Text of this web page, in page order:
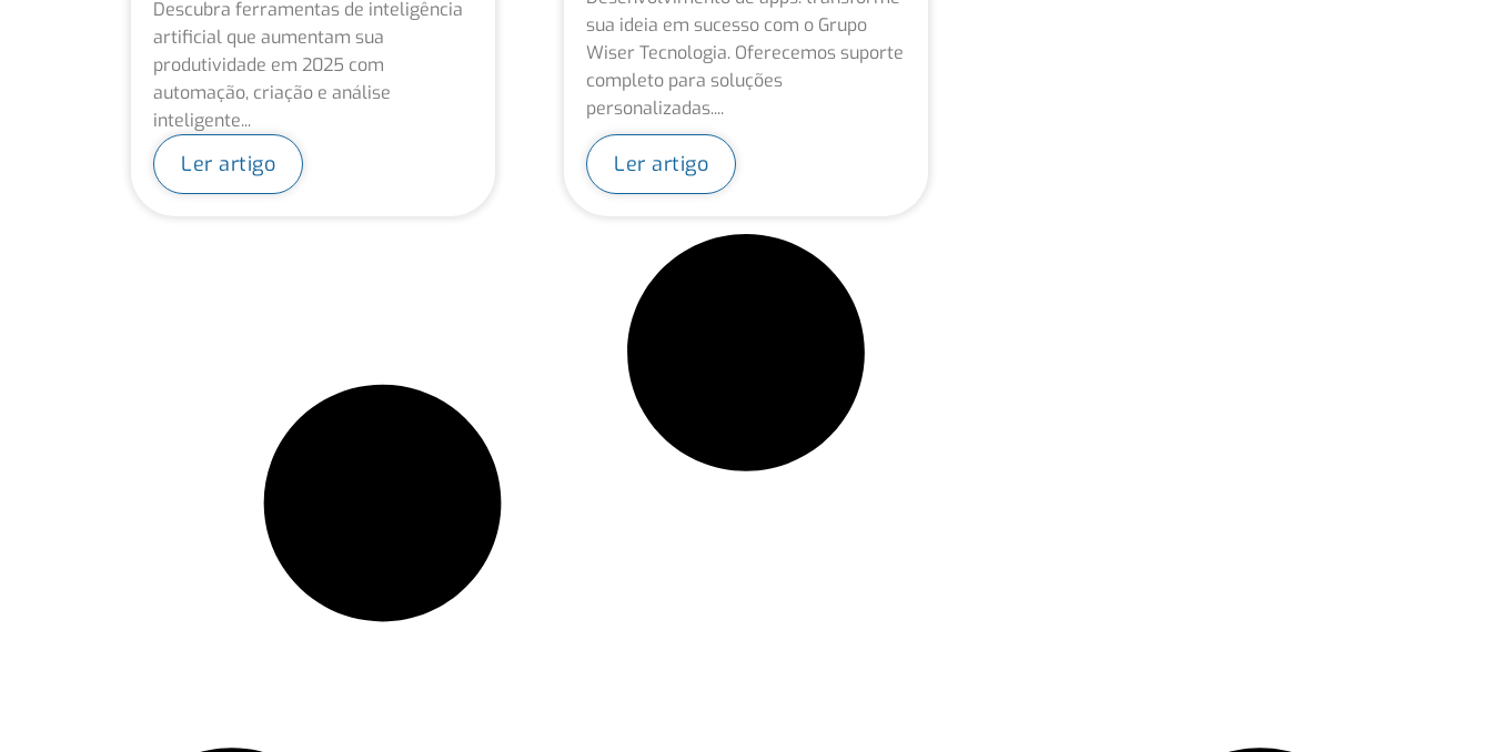
Descubra ferramentas de inteligência
artificial que aumentam sua
produtividade em 2025 com
automação, criação e análise
inteligente...
Ler artigo
sua ideia em sucesso com o Grupo
Wiser Tecnologia. Oferecemos suporte
completo para soluções
personalizadas....
Ler artigo